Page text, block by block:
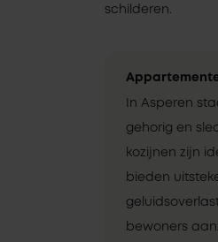
schilderen.
In Asperen
gehorig en
kozijnen zijn
bieden
bewoners